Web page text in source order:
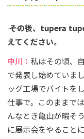
―― その後、tupera
えてください。
中川： 私はその頃、
で発表し始めていま
ッグ工場でバイトを
仕事で。このままで
んなとき亀山が暇そ
に展示会をやること